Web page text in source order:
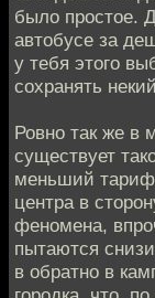
было простое.
автобусе за
у тебя этого
сохранять
Ровно так же в
существует
меньший
центра в
феномена,
пытаются
в обратно в